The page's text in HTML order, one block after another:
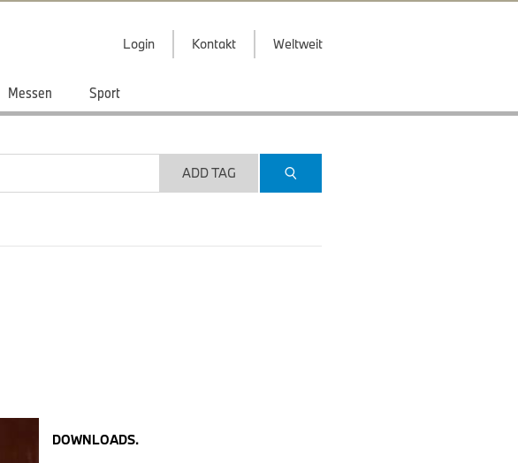
Login Kontakt Weltweit
Messen Sport
ADD TAG
DOWNLOADS.